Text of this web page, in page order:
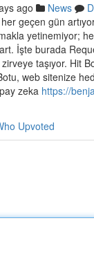
ago News
geçen gün
yetinemiyor;
İşte burada
taşıyor. Hit
web sitenize
zeka https://
Upvoted